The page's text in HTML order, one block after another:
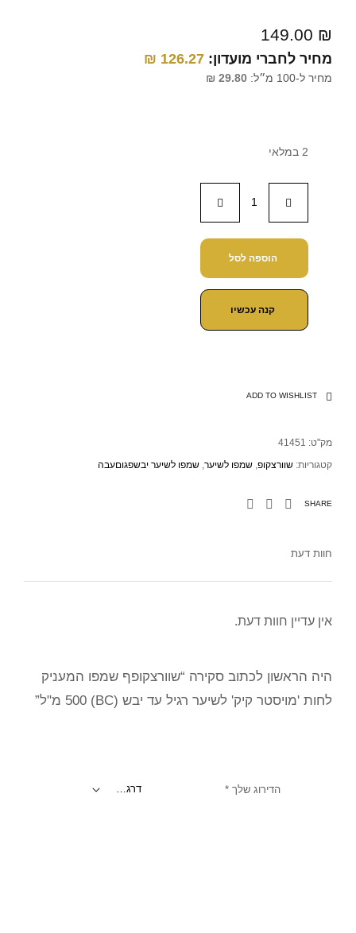
149.00 ₪
מחיר לחברי מועדון: 126.27
₪
מחיר ל-100 מ״ל: 29.80
₪
2 במלאי
הוספה לסל
קנה עכשיו
ADD TO WISHLIST
מק"ט: 41451
קטגוריות: שוורצקופ, שמפו לשיער, שמפו לשיער יבשפגוםעבה
SHARE
חוות דעת
אין עדיין חוות דעת.
היה הראשון לכתוב סקירה “שוורצקופף שמפו המעניק
לחות 'מויסטר קיק' לשיער רגיל עד יבש (BC) 500 מ"ל”
הדירוג שלך *